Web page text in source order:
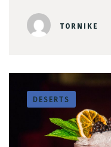
TORNIKE
DESERTS
Person
Time